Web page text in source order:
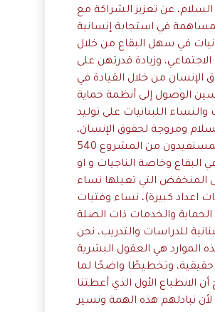
عن تعزيز الشراكة مع
من خلاله الى المساهمة في استجابة إنسانية
في سهل البقاع من خلال
وزيادة قدرتهن على
الإنسان من خلال القيادة في
الوصول إلى أنظمة حماية
والنساء اللبنانيات على توليد
ومروجة لحقوق الإنسان،
والاستجابة الطارئة للنازحين المتضررين من تصاعد العنف، وانه المستفيدون من المشروع 540
البقاع وخاصة الناجيات و او
التي تعيلها نساء
اعداد كبيرة)، نساء وفتيات
للدراسات والتدريب، نحن
الموارد هي العقول البشرية
حقيقية، وتخطيطًا واضحًا لما
الأول الذي أعطتنا
لأن نبادلهم هذه الهمة ونسير